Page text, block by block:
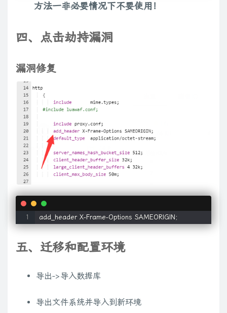
方法一非必要情况下不要使用！
四、点击劫持漏洞
漏洞修复
add_header X-Frame-Options SAMEORIGIN;
五、迁移和配置环境
导出->导入数据库
导出文件系统并导入到新环境